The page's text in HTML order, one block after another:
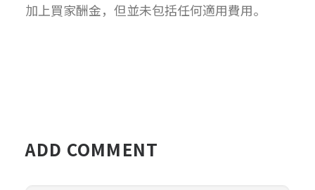
加上買家酬金，但並未包括任何適用費用。
ADD COMMENT